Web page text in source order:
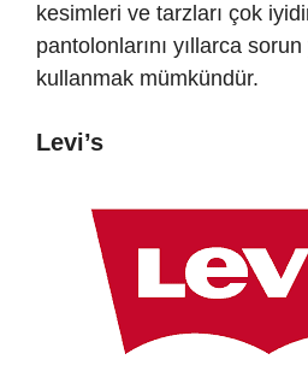
kesimleri ve tarzları çok
pantolonlarını yıllarca
kullanmak mümkündür.
Levi’s